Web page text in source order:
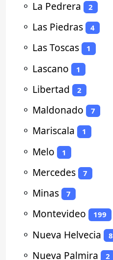
⚬ La Pedrera 2
⚬ Las Piedras 4
⚬ Las Toscas 1
⚬ Lascano 1
⚬ Libertad 2
⚬ Maldonado 7
⚬ Mariscala 1
⚬ Melo 1
⚬ Mercedes 7
⚬ Minas 7
⚬ Montevideo 199
⚬ Nueva Helvecia 8
⚬ Nueva Palmira 2